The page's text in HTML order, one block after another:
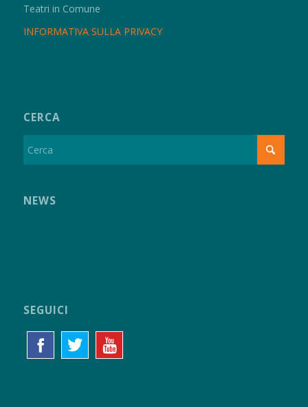
Teatri in Comune
INFORMATIVA SULLA PRIVACY
CERCA
NEWS
SEGUICI